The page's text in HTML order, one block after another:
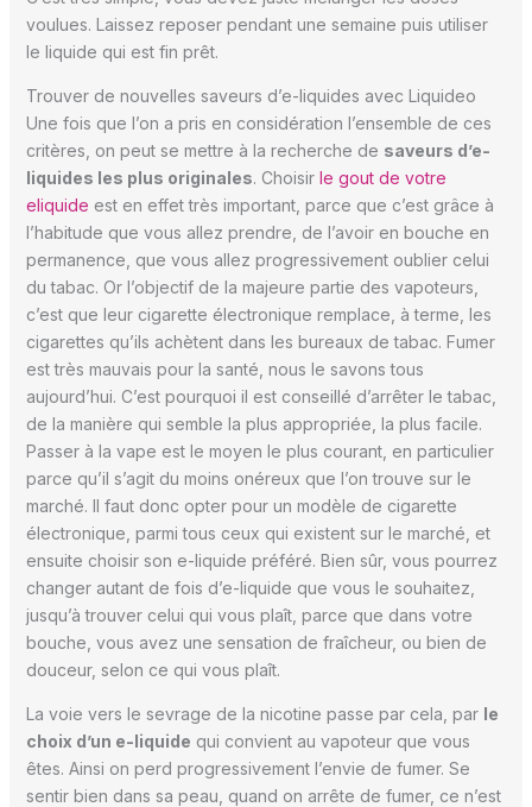
voulues. Laissez reposer pendant une semaine puis utiliser
le liquide qui est fin prêt.
Trouver de nouvelles saveurs d’e-liquides avec Liquideo
Une fois que l’on a pris en considération l’ensemble de ces
critères, on peut se mettre à la recherche de saveurs d’e-
liquides les plus originales. Choisir le gout de votre
eliquide est en effet très important, parce que c’est grâce à
l’habitude que vous allez prendre, de l’avoir en bouche en
permanence, que vous allez progressivement oublier celui
du tabac. Or l’objectif de la majeure partie des vapoteurs,
c’est que leur cigarette électronique remplace, à terme, les
cigarettes qu’ils achètent dans les bureaux de tabac. Fumer
est très mauvais pour la santé, nous le savons tous
aujourd’hui. C’est pourquoi il est conseillé d’arrêter le tabac,
de la manière qui semble la plus appropriée, la plus facile.
Passer à la vape est le moyen le plus courant, en particulier
parce qu’il s’agit du moins onéreux que l’on trouve sur le
marché. Il faut donc opter pour un modèle de cigarette
électronique, parmi tous ceux qui existent sur le marché, et
ensuite choisir son e-liquide préféré. Bien sûr, vous pourrez
changer autant de fois d’e-liquide que vous le souhaitez,
jusqu’à trouver celui qui vous plaît, parce que dans votre
bouche, vous avez une sensation de fraîcheur, ou bien de
douceur, selon ce qui vous plaît.
La voie vers le sevrage de la nicotine passe par cela, par le
choix d’un e-liquide qui convient au vapoteur que vous
êtes. Ainsi on perd progressivement l’envie de fumer. Se
sentir bien dans sa peau, quand on arrête de fumer, ce n’est